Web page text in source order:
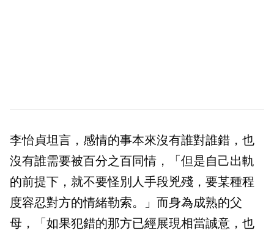
李怡貞坦言，感情的事本來沒有誰對誰錯，也
沒有誰需要被百分之百同情，「但是自己出軌
的前提下，就不要怪別人手段兇殘，要某種程
度容忍對方的情緒勒索。」而身為成熟的父
母，「如果犯錯的那方已經展現相當誠意，也